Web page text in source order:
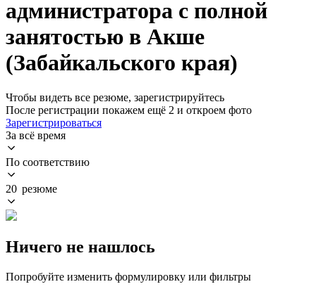
администратора с полной
занятостью в Акше
(Забайкальского края)
Чтобы видеть все резюме, зарегистрируйтесь
После регистрации покажем ещё 2 и откроем фото
Зарегистрироваться
За всё время
По соответствию
20 резюме
Ничего не нашлось
Попробуйте изменить формулировку или фильтры